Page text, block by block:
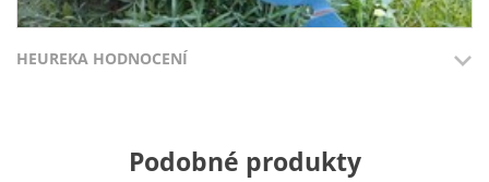
HEUREKA HODNOCENÍ
Přidáno 3.8.2026
Podobné produkty